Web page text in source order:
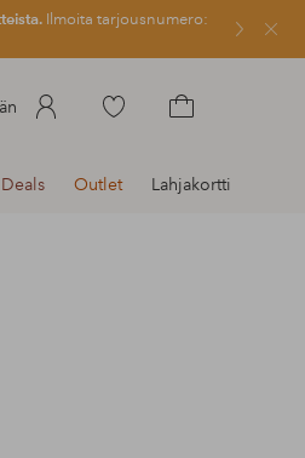
Ilmoita tarjousnumero:
Sulje
Siirry
Deals Outlet Lahjakortti